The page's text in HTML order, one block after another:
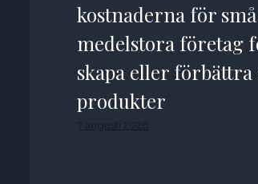
kostnaderna för
medelstora företag
skapa eller förbättra
produkter
7 augusti 2026